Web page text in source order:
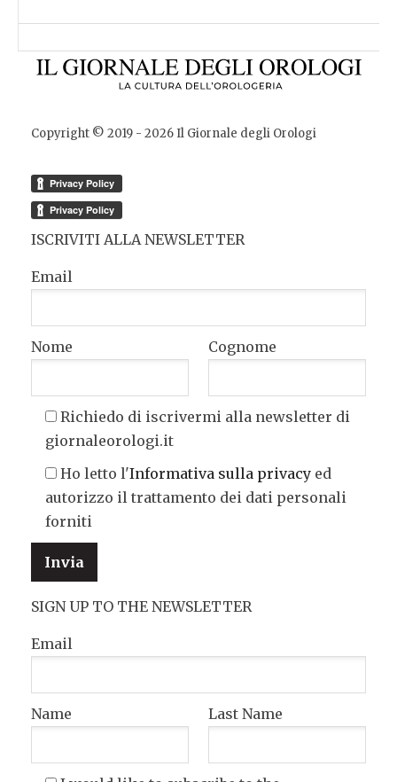
Copyright © 2019 - 2026Il Giornale degli Orologi
ISCRIVITI ALLA NEWSLETTER
Email
Nome Cognome
Richiedo di iscrivermi alla newsletter di
giornaleorologi.it
Ho letto l'Informativa sulla privacy ed
autorizzo il trattamento dei dati personali
forniti
SIGN UP TO THE NEWSLETTER
Email
Name Last Name